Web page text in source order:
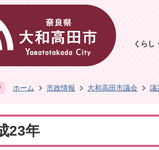
くらし
ホーム 市政情報 大和高田市議会 議
23年